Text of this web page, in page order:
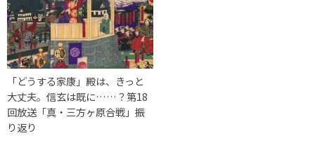
「どうする家康」殿は、きっと
大丈夫。信玄は既に……？第18
回放送「真・三方ヶ原合戦」振
り返り